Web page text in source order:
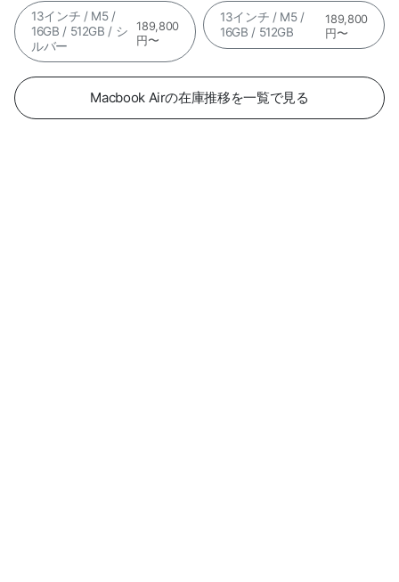
13インチ / M5 /
16GB / 512GB / シ
ルバー
189,800
円〜
13インチ / M5 /
16GB / 512GB
189,800
円〜
Macbook Airの在庫推移を一覧で見る